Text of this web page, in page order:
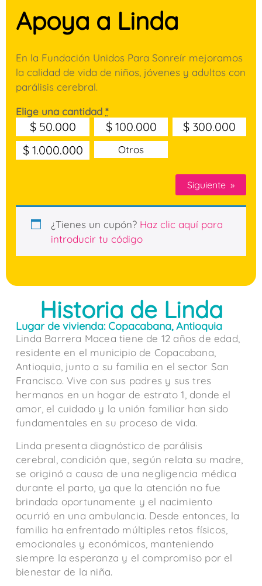
Apoya a Linda
En la Fundación Unidos Para Sonreír mejoramos
la calidad de vida de niños, jóvenes y adultos con
parálisis cerebral.
Elige una cantidad *
$50.000 $100.000 $ 300.000
$1.000.000 Otros
»
¿Tienes un cupón? Haz clic aquí para
introducir tu código
Historia de Linda
Lugar de vivienda: Copacabana, Antioquia
Linda Barrera Macea tiene de 12 años de edad,
residente en el municipio de Copacabana,
Antioquia, junto a su familia en el sector San
Francisco. Vive con sus padres y sus tres
hermanos en un hogar de estrato 1, donde el
amor, el cuidado y la unión familiar han sido
fundamentales en su proceso de vida.
Linda presenta diagnóstico de parálisis
cerebral, condición que, según relata su madre,
se originó a causa de una negligencia médica
durante el parto, ya que la atención no fue
brindada oportunamente y el nacimiento
ocurrió en una ambulancia. Desde entonces, la
familia ha enfrentado múltiples retos físicos,
emocionales y económicos, manteniendo
siempre la esperanza y el compromiso por el
bienestar de la niña.